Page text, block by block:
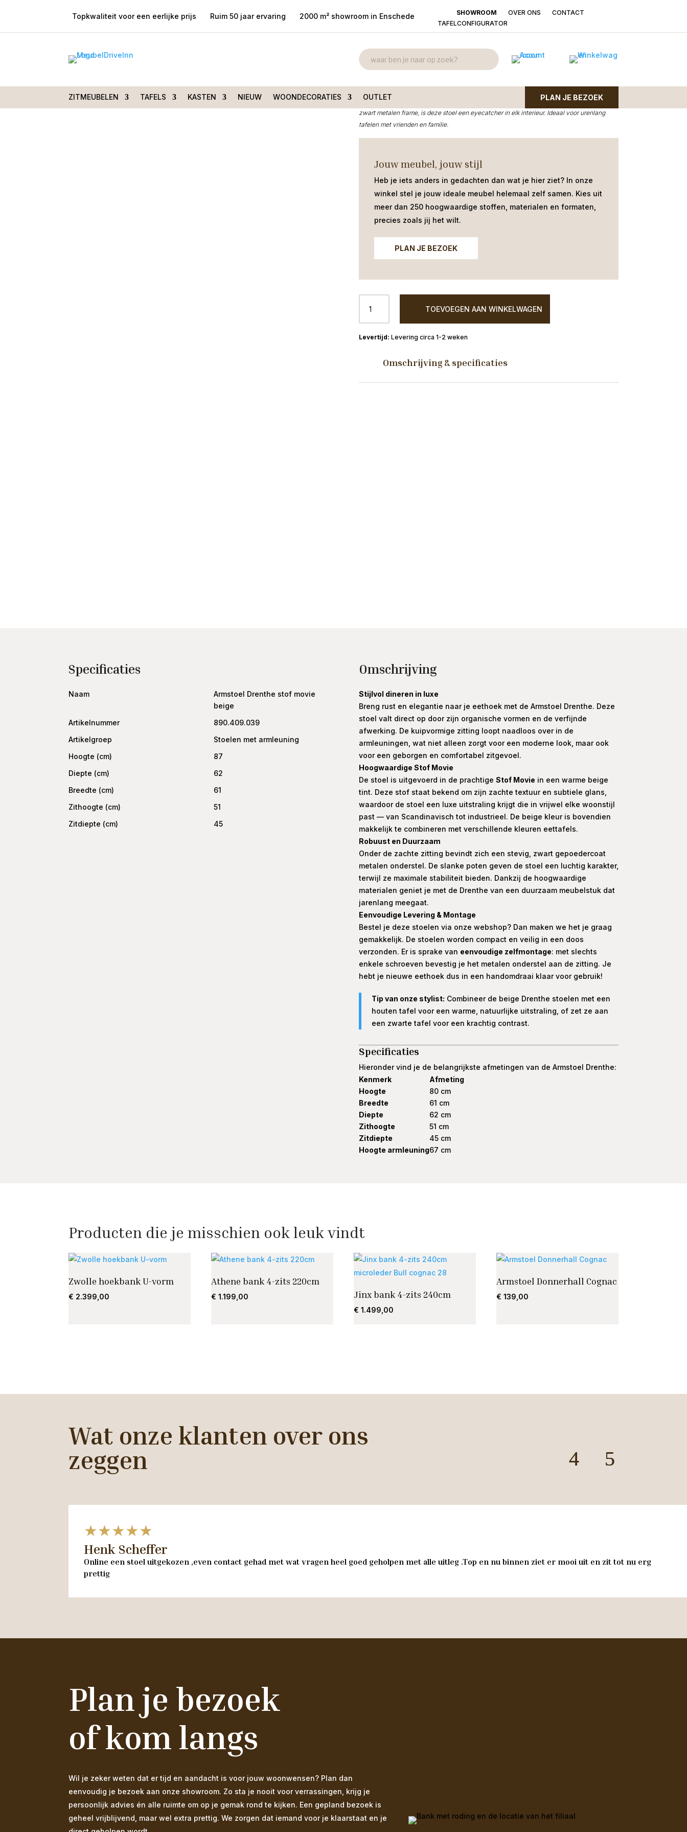
Topkwaliteit voor een eerlijke prijs Ruim 50 jaar ervaring 2000 m² showroom in Enschede SHOWROOM OVER ONS
CONTACT
TAFELCONFIGURATOR
ZITMEUBELEN TAFELS KASTEN NIEUW WOONDECORATIES OUTLET PLAN JE BEZOEK
Drenthe stof movie beige
€125,00
tijdloos comfort. Bekleed met de luxe, zachte
en ondersteund door een elegant
zwart metalen frame, is deze stoel een eyecatcher in elk interieur. Ideaal voor urenlang
tafelen met vrienden en familie.
Jouw meubel, jouw stijl
Heb je iets anders in gedachten dan wat je hier ziet? In onze
winkel stel je jouw ideale meubel helemaal zelf samen. Kies uit
meer dan 250 hoogwaardige stoffen, materialen en formaten,
precies zoals jij het wilt.
PLAN JE BEZOEK
Drenthe
stof
movie
TOEVOEGEN AAN WINKELWAGEN
Levering circa 1-2 weken
Omschrijving & specificaties
Specificaties
Naam
Armstoel Drenthe stof movie
beige
Artikelnummer
890.409.039
Artikelgroep
Stoelen met armleuning
Hoogte (cm)
87
Diepte (cm)
62
Breedte (cm)
61
Zithoogte (cm)
51
Zitdiepte (cm)
45
Omschrijving
Stijlvol dineren in luxe
Breng rust en elegantie naar je eethoek met de Armstoel Drenthe. Deze
stoel valt direct op door zijn organische vormen en de verfijnde
afwerking. De kuipvormige zitting loopt naadloos over in de
armleuningen, wat niet alleen zorgt voor een moderne look, maar ook
voor een geborgen en comfortabel zitgevoel.
Hoogwaardige Stof Movie
De stoel is uitgevoerd in de prachtige Stof Movie in een warme beige
tint. Deze stof staat bekend om zijn zachte textuur en subtiele glans,
waardoor de stoel een luxe uitstraling krijgt die in vrijwel elke woonstijl
past — van Scandinavisch tot industrieel. De beige kleur is bovendien
makkelijk te combineren met verschillende kleuren eettafels.
Robuust en Duurzaam
Onder de zachte zitting bevindt zich een stevig, zwart gepoedercoat
metalen onderstel. De slanke poten geven de stoel een luchtig karakter,
terwijl ze maximale stabiliteit bieden. Dankzij de hoogwaardige
materialen geniet je met de Drenthe van een duurzaam meubelstuk dat
jarenlang meegaat.
Eenvoudige Levering & Montage
Bestel je deze stoelen via onze webshop? Dan maken we het je graag
gemakkelijk. De stoelen worden compact en veilig in een doos
verzonden. Er is sprake van eenvoudige zelfmontage: met slechts
enkele schroeven bevestig je het metalen onderstel aan de zitting. Je
hebt je nieuwe eethoek dus in een handomdraai klaar voor gebruik!
Tip van onze stylist: Combineer de beige Drenthe stoelen met een
houten tafel voor een warme, natuurlijke uitstraling, of zet ze aan
een zwarte tafel voor een krachtig contrast.
Specificaties
Hieronder vind je de belangrijkste afmetingen van de Armstoel Drenthe:
Kenmerk
Afmeting
Hoogte
80 cm
Breedte
61 cm
Diepte
62 cm
Zithoogte
51 cm
Zitdiepte
45 cm
Hoogte armleuning67 cm
Producten die je misschien ook leuk vindt
Zwolle hoekbank U-vorm
€ 2.399,00
Athene bank 4-zits 220cm
€ 1.199,00 Jinx bank 4-zits 240cm
€ 1.499,00
Armstoel Donnerhall Cognac
€ 139,00
Wat onze klanten over ons
zeggen
★★★★★
Henk Scheffer
Online een stoel uitgekozen ,even contact gehad met wat vragen heel goed geholpen met alle uitleg .Top en nu binnen ziet er mooi uit en zit tot nu erg
prettig
Plan je bezoek
of kom langs
Wil je zeker weten dat er tijd en aandacht is voor jouw woonwensen? Plan dan
eenvoudig je bezoek aan onze showroom. Zo sta je nooit voor verrassingen, krijg je
persoonlijk advies én alle ruimte om op je gemak rond te kijken. Een gepland bezoek is
geheel vrijblijvend, maar wel extra prettig. We zorgen dat iemand voor je klaarstaat en je